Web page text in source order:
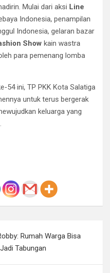
Mulai dari aksi Line
Indonesia, penampilan
Indonesia, gelaran bazar
Show kain wastra
para pemenang lomba
54 ini, TP PKK Kota Salatiga
untuk terus bergerak
keluarga yang
Rumah Warga Bisa
Tabungan